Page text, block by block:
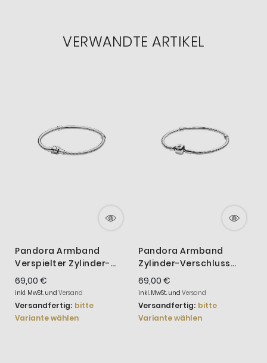
VERWANDTE ARTIKEL
Pandora Armband
Verspielter Zylinder-
Verschluss Silber
594596C00
69,00 €
inkl. MwSt. und Versand
Versandfertig: bitte
Variante wählen
Pandora Armband
Zylinder-Verschluss
Sterling-Silber
594593C00
69,00 €
inkl. MwSt. und Versand
Versandfertig: bitte
Variante wählen